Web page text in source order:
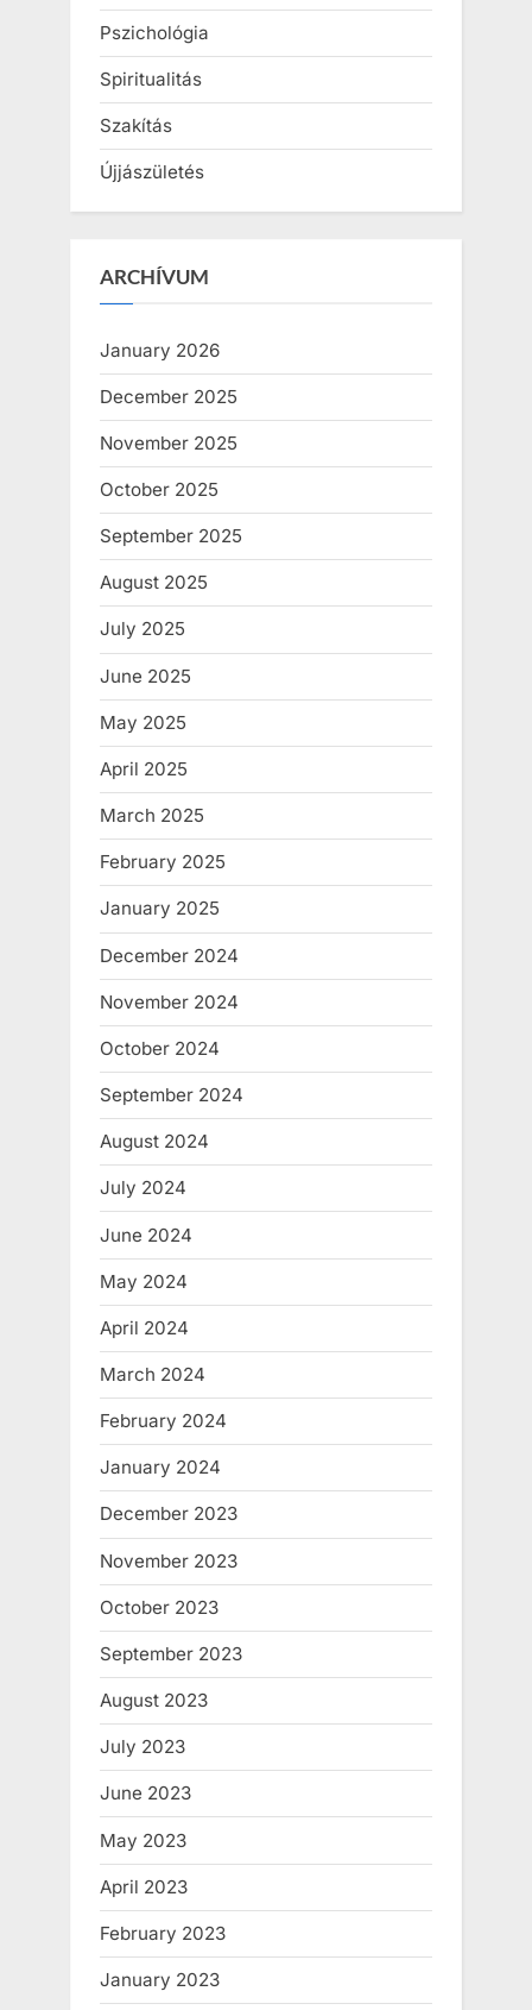
Pszichológia
Spiritualitás
Szakítás
Újjászületés
ARCHÍVUM
January 2026
December 2025
November 2025
October 2025
September 2025
August 2025
July 2025
June 2025
May 2025
April 2025
March 2025
February 2025
January 2025
December 2024
November 2024
October 2024
September 2024
August 2024
July 2024
June 2024
May 2024
April 2024
March 2024
February 2024
January 2024
December 2023
November 2023
October 2023
September 2023
August 2023
July 2023
June 2023
May 2023
April 2023
February 2023
January 2023